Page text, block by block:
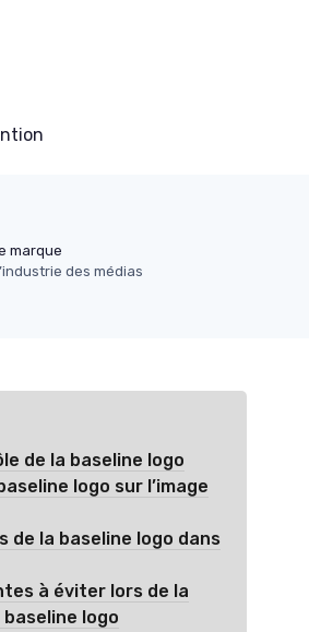
marque
des médias
de la baseline logo
logo sur l’image
de la baseline logo dans
à éviter lors de la
logo